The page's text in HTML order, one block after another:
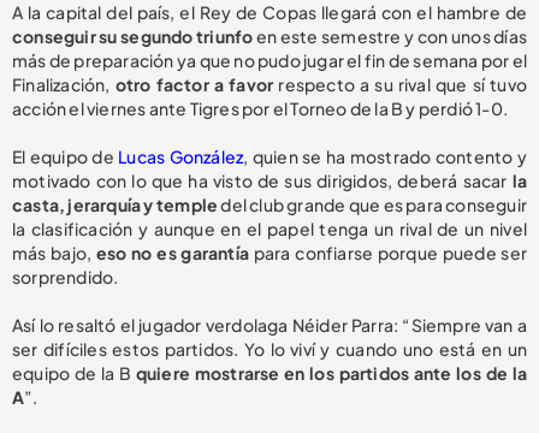
A la capital del país, el Rey de Copas llegará con el hambre de
conseguir su segundo triunfoen este semestre y con unos días
más de preparación ya que no pudo jugar el fin de semana por el
Finalización, otro factor a favor respecto a su rival que sí tuvo
acción el viernes ante Tigres por el Torneo de la B y perdió 1-0.
El equipo de Lucas González, quien se ha mostrado contento y
motivado con lo que ha visto de sus dirigidos, deberá sacar la
casta, jerarquía y templedel club grande que es para conseguir
la clasificación y aunque en el papel tenga un rival de un nivel
más bajo, eso no es garantía para confiarse porque puede ser
sorprendido.
Así lo resaltó el jugador verdolaga Néider Parra: “Siempre van a
ser difíciles estos partidos. Yo lo viví y cuando uno está en un
equipo de la B quiere mostrarse en los partidos ante los de la
A”.